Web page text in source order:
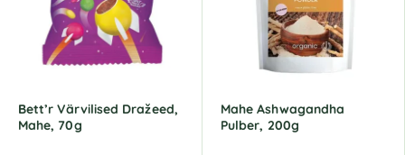
Bett’r Värvilised Dražeed,
Mahe, 70g
Mahe Ashwagandha
Pulber, 200g